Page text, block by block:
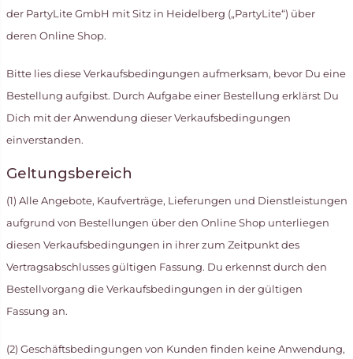
der PartyLite GmbH mit Sitz in Heidelberg („PartyLite“) über
deren Online Shop.
Bitte lies diese Verkaufsbedingungen aufmerksam, bevor Du eine
Bestellung aufgibst. Durch Aufgabe einer Bestellung erklärst Du
Dich mit der Anwendung dieser Verkaufsbedingungen
einverstanden.
Geltungsbereich
(1) Alle Angebote, Kaufverträge, Lieferungen und Dienstleistungen
aufgrund von Bestellungen über den Online Shop unterliegen
diesen Verkaufsbedingungen in ihrer zum Zeitpunkt des
Vertragsabschlusses gültigen Fassung. Du erkennst durch den
Bestellvorgang die Verkaufsbedingungen in der gültigen
Fassung an.
(2) Geschäftsbedingungen von Kunden finden keine Anwendung,